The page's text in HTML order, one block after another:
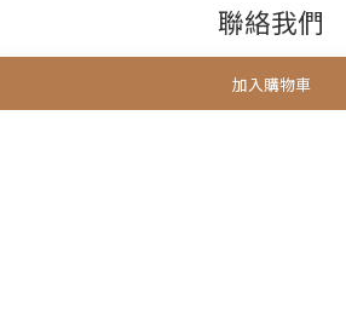
加入購物車
聯絡我們
電話 / (852)5222 7654